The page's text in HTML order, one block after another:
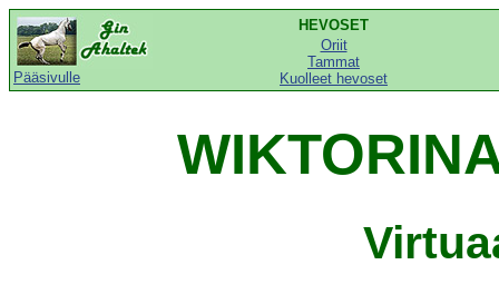
Pääsivulle
HEVOSET
Oriit
Tammat
Kuolleet hevoset